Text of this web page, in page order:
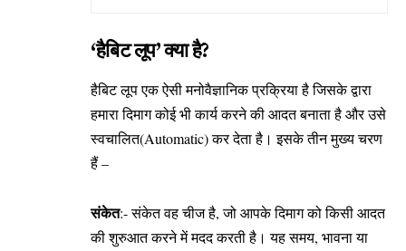
‘हैबिट लूप’ क्या है?
हैबिट लूप एक ऐसी मनोवैज्ञानिक प्रक्रिया है जिसके द्वारा
हमारा दिमाग कोई भी कार्य करने की आदत बनाता है और उसे
स्वचालित(Automatic) कर देता है। इसके तीन मुख्य चरण
हैं –
संकेत:- संकेत वह चीज है, जो आपके दिमाग को किसी आदत
की शुरुआत करने में मदद करती है। यह समय, भावना या